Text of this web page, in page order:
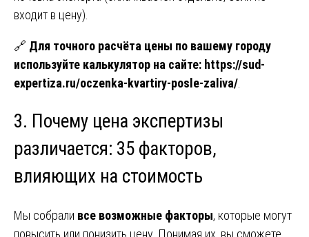
входит в цену).
🔗 Для точного расчёта цены по вашему городу
используйте калькулятор на сайте: https://sud-
expertiza.ru/oczenka-kvartiry-posle-zaliva/
3. Почему цена экспертизы
различается: 35 факторов,
влияющих на стоимость
Мы собрали все возможные факторы, которые могут
повысить или понизить цену. Понимая их, вы сможете